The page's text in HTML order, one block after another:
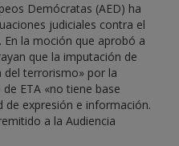
Demócratas (AED) ha
judiciales contra el
En la moción que aprobó a
que la imputación de
terrorismo» por la
ETA «no tiene base
de expresión e información.
a la Audiencia